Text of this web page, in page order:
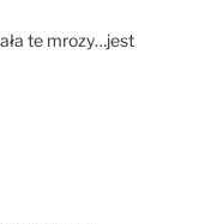
te mrozy…jest